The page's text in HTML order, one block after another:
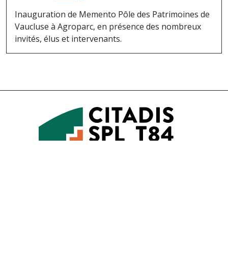
Inauguration de Memento Pôle des Patrimoines de
Vaucluse à Agroparc, en présence des nombreux
invités, élus et intervenants.